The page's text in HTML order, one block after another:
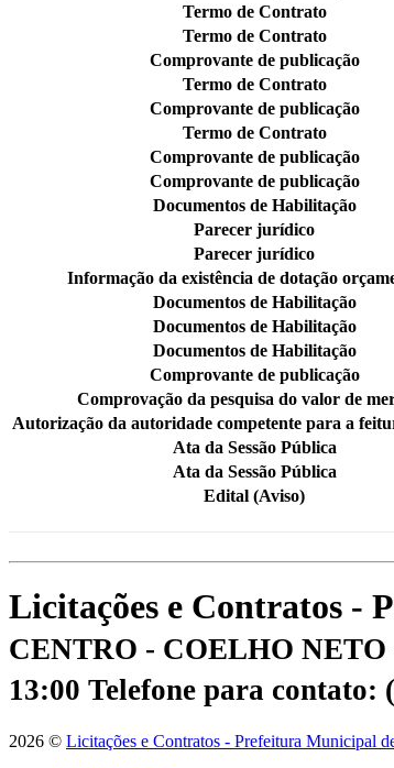
Termo de Contrato
Termo de Contrato
Comprovante de publicação
Termo de Contrato
Comprovante de publicação
Termo de Contrato
Comprovante de publicação
Comprovante de publicação
Documentos de Habilitação
Parecer jurídico
Parecer jurídico
Informação da existência de dotação
Documentos de Habilitação
Documentos de Habilitação
Documentos de Habilitação
Comprovante de publicação
Comprovação da pesquisa do valor de
Autorização da autoridade competente para a
Ata da Sessão Pública
Ata da Sessão Pública
Edital (Aviso)
Licitações e Contratos -
CENTRO - COELHO NETO
13:00 Telefone para contato:
2026 © Licitações e Contratos - Prefeitura Municipal